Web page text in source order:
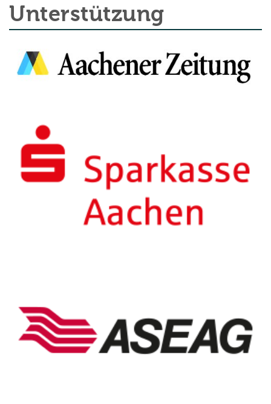
Unterstützung